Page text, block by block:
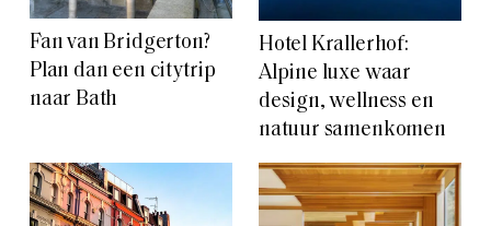
Fan van Bridgerton?
Plan dan een citytrip
naar Bath
Hotel Krallerhof:
Alpine luxe waar
design, wellness en
natuur samenkomen